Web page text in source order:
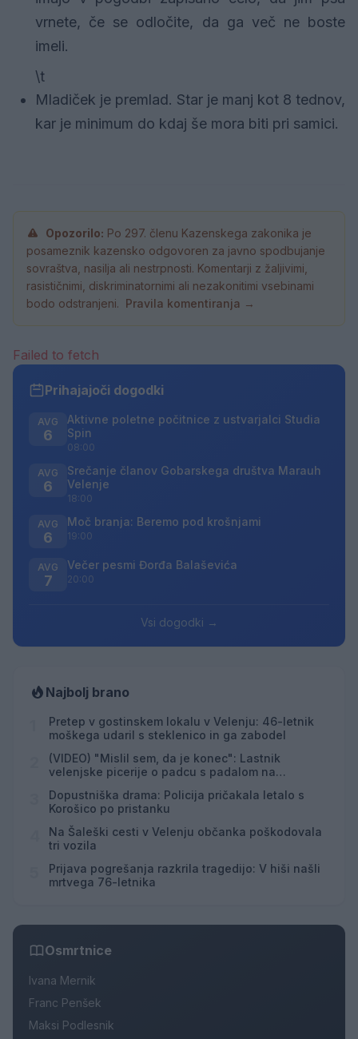
vrnete, če se odločite, da ga več ne boste
imeli.
\t
Mladiček je premlad. Star je manj kot 8 tednov,
kar je minimum do kdaj še mora biti pri samici.
Opozorilo: Po 297. členu Kazenskega zakonika je
posameznik kazensko odgovoren za javno spodbujanje
sovraštva, nasilja ali nestrpnosti. Komentarji z žaljivimi,
rasističnimi, diskriminatornimi ali nezakonitimi vsebinami
bodo odstranjeni. Pravila komentiranja →
Failed to fetch
Prihajajoči dogodki
AVG
6
Aktivne poletne počitnice z ustvarjalci Studia
Spin
08:00
AVG
6
Srečanje članov Gobarskega društva Marauh
Velenje
18:00
AVG
6
Moč branja: Beremo pod krošnjami
19:00
AVG
7
Večer pesmi Đorđa Balaševića
20:00
Vsi dogodki →
Najbolj brano
Pretep v gostinskem lokalu v Velenju: 46-letnik
moškega udaril s steklenico in ga zabodel
(VIDEO) "Mislil sem, da je konec": Lastnik
velenjske picerije o padcu s padalom na
Dopustniška drama: Policija pričakala letalo s
Korošico po pristanku
Na Šaleški cesti v Velenju občanka poškodovala
tri vozila
Prijava pogrešanja razkrila tragedijo: V hiši našli
mrtvega 76-letnika
Osmrtnice
Ivana Mernik
Franc Penšek
Maksi Podlesnik